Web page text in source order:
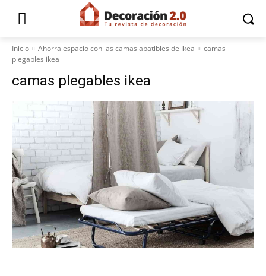
Inicio Ahorra espacio con las camas abatibles de Ikea
camas
plegables ikea
camas plegables ikea